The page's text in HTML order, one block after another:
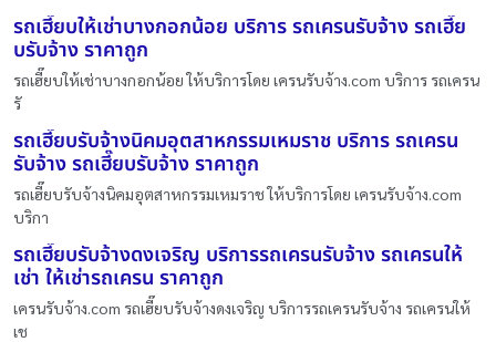
รถเฮี๊ยบให้เช่าบางกอกน้อย บริการ รถเครนรับจ้าง รถเฮี๊ย
บรับจ้าง ราคาถูก
รถเฮี๊ยบให้เช่าบางกอกน้อย ให้บริการโดย เครนรับจ้าง.com บริการ รถเครน
รั
รถเฮี๊ยบรับจ้างนิคมอุตสาหกรรมเหมราช บริการ รถเครน
รับจ้าง รถเฮี๊ยบรับจ้าง ราคาถูก
รถเฮี๊ยบรับจ้างนิคมอุตสาหกรรมเหมราช ให้บริการโดย เครนรับจ้าง.com
บริกา
รถเฮี๊ยบรับจ้างดงเจริญ บริการรถเครนรับจ้าง รถเครนให้
เช่า ให้เช่ารถเครน ราคาถูก
เครนรับจ้าง.com รถเฮี๊ยบรับจ้างดงเจริญ บริการรถเครนรับจ้าง รถเครนให้
เช